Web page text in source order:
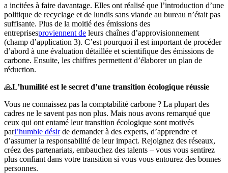
a incitées à faire davantage. Elles ont réalisé que l’introduction d’une
politique de recyclage et de lundis sans viande au bureau n’était pas
suffisante. Plus de la moitié des émissions des
entreprisesproviennent de leurs chaînes d’approvisionnement
(champ d’application 3). C’est pourquoi il est important de procéder
d’abord à une évaluation détaillée et scientifique des émissions de
carbone. Ensuite, les chiffres permettent d’élaborer un plan de
réduction.
🙏L’humilité est le secret d’une transition écologique réussie
Vous ne connaissez pas la comptabilité carbone ? La plupart des
cadres ne le savent pas non plus. Mais nous avons remarqué que
ceux qui ont entamé leur transition écologique sont motivés
parl’humble désirde demander à des experts, d’apprendre et
d’assumer la responsabilité de leur impact. Rejoignez des réseaux,
créez des partenariats, embauchez des talents – vous vous sentirez
plus confiant dans votre transition si vous vous entourez des bonnes
personnes.